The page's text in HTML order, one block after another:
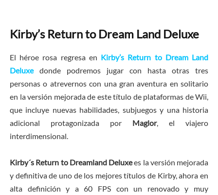
Kirby’s Return to Dream Land Deluxe
El héroe rosa regresa en Kirby’s Return to Dream Land
Deluxedonde podremos jugar con hasta otras tres
personas o atrevernos con una gran aventura en solitario
en la versión mejorada de este título de plataformas de Wii,
que incluye nuevas habilidades, subjuegos y una historia
adicional protagonizada por Maglor, el viajero
interdimensional.
Kirby´s Return to Dreamland Deluxees la versión mejorada
y definitiva de uno de los mejores títulos de Kirby, ahora en
alta definición y a 60 FPS con un renovado y muy